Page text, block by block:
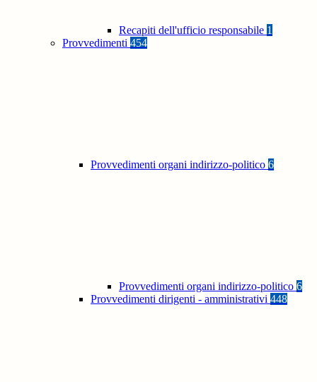
Recapiti dell'ufficio responsabile 1
Provvedimenti 454
Provvedimenti organi indirizzo-politico 6
Provvedimenti organi indirizzo-politico 6
Provvedimenti dirigenti - amministrativi 448